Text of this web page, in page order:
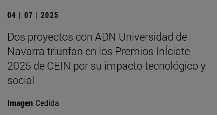
04 | 07 | 2025
Dos proyectos con ADN Universidad de
Navarra triunfan en los Premios InÍciate
2025 de CEIN por su impacto tecnológico y
social
Imagen Cedida